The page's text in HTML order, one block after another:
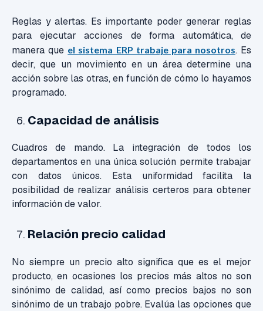
Reglas y alertas. Es importante poder generar reglas
para ejecutar acciones de forma automática, de
manera que el sistema ERP trabaje para nosotros. Es
decir, que un movimiento en un área determine una
acción sobre las otras, en función de cómo lo hayamos
programado.
Capacidad de análisis
Cuadros de mando. La integración de todos los
departamentos en una única solución permite trabajar
con datos únicos. Esta uniformidad facilita la
posibilidad de realizar análisis certeros para obtener
información de valor.
Relación precio calidad
No siempre un precio alto significa que es el mejor
producto, en ocasiones los precios más altos no son
sinónimo de calidad, así como precios bajos no son
sinónimo de un trabajo pobre. Evalúa las opciones que